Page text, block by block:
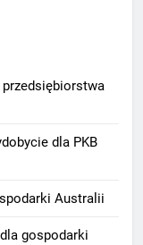
przedsiębiorstwa
dla PKB
Australii
gospodarki